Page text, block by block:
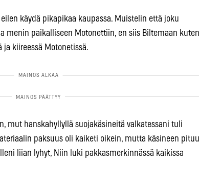
käydä pikapikaa kaupassa. Muistelin että joku
menin paikalliseen Motonettiin, en siis Biltemaan kuten
ja kiireessä Motonetissä.
mut hanskahyllyllä suojakäsineitä valkatessani tuli
paksuus oli kaiketi oikein, mutta käsineen
liian lyhyt, Niin luki pakkasmerkinnässä kaikissa